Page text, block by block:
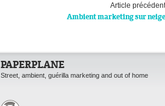
Article précédent
Ambient marketing sur neige
PAPERPLANE
Street, ambient, guérilla marketing and out of home